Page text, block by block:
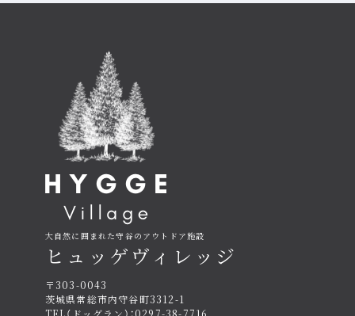
大自然に囲まれた守谷のアウトドア施設
ヒュッゲヴィレッジ
〒303-0043
茨城県常総市内守谷町3312-1
TEL（ドッグラン）：0297-38-7716